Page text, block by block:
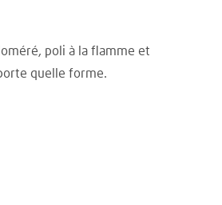
poli à la flamme et
quelle forme.